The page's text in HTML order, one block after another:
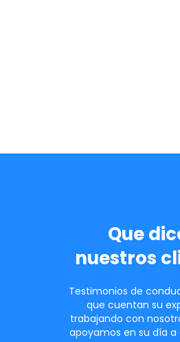
Que
nuestros
Testimonios de
que cuentan su
trabajando con
apoyamos en su día a